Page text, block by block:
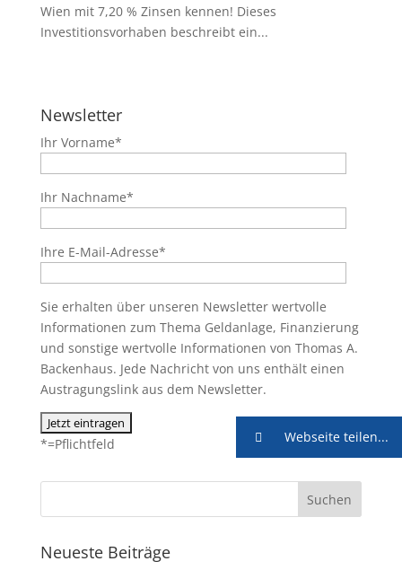
Wien mit 7,20 % Zinsen kennen! Dieses
Investitionsvorhaben beschreibt ein...
Newsletter
Ihr Vorname*
Ihr Nachname*
Ihre E-Mail-Adresse*
Sie erhalten über unseren Newsletter wertvolle
Informationen zum Thema Geldanlage, Finanzierung
und sonstige wertvolle Informationen von Thomas A.
Backenhaus. Jede Nachricht von uns enthält einen
Austragungslink aus dem Newsletter.
*=Pflichtfeld
Neueste Beiträge
Webseite teilen...